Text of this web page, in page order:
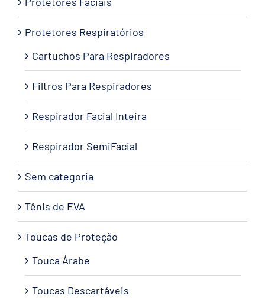
Protetores Respiratórios
Cartuchos Para Respiradores
Filtros Para Respiradores
Respirador Facial Inteira
Respirador SemiFacial
Sem categoria
Tênis de EVA
Toucas de Proteção
Touca Árabe
Toucas Descartáveis